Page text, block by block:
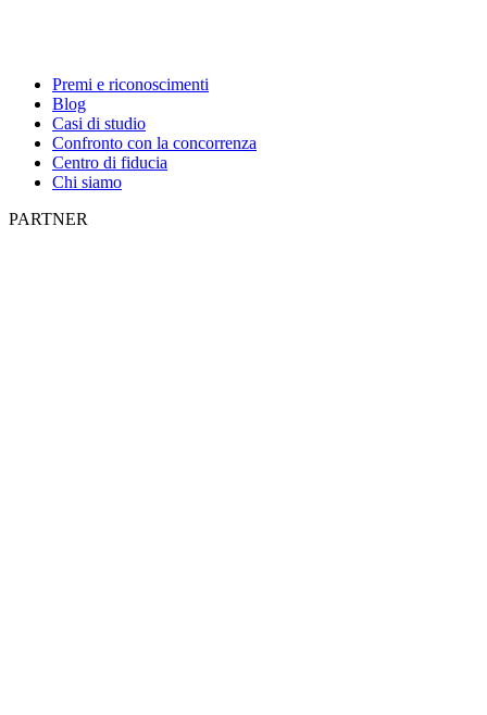
Premi e riconoscimenti
Blog
Casi di studio
Confronto con la concorrenza
Centro di fiducia
Chi siamo
PARTNER